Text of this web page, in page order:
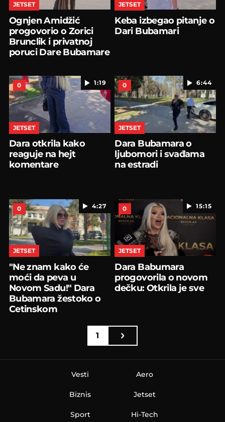
JETSET
Ognjen Amidžić
progovorio o Zorici
Brunclik i privatnoj
poruci Dare Bubamare
JETSET
Keba izbegao pitanje o
Dari Bubamari
1:19
0
JETSET
Dara otkrila kako
reaguje na hejt
komentare
6:44
0
JETSET
Dara Bubamara o
ljubomori i svađama
na estradi
4:27
0
JETSET
"Ne znam kako će
moći da peva u
Novom Sadu!" Dara
Bubamara žestoko o
Cetinskom
15:15
0
JETSET
Dara Babumara
progovorila o novom
dečku: Otkrila je sve
1
Vesti
Biznis
Sport
Aero
Jetset
Hi-Tech